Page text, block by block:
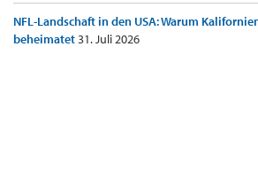
NFL-Landschaft in den USA: Warum
beheimatet31. Juli 2026